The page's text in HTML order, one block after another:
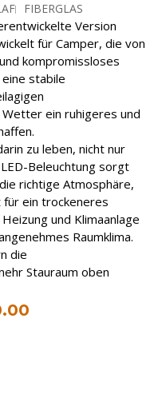
FIBERGLAS
Version
für Camper, die von
kompromissloses
stabile
ein ruhigeres und
zu leben, nicht nur
Beleuchtung sorgt
richtige Atmosphäre,
ein trockeneres
und Klimaanlage
Raumklima.
die
Stauraum oben